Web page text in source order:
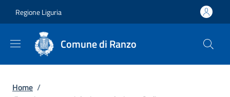
Regione Liguria
Comune di Ranzo
Briciole di pane
Home /